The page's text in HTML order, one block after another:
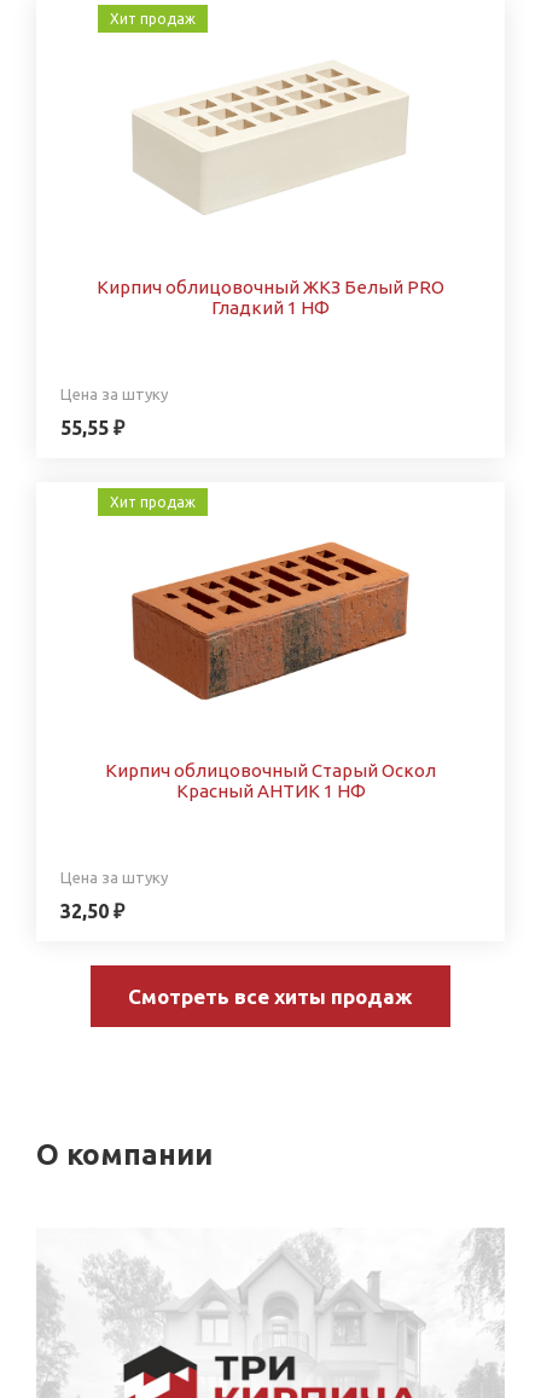
Хит продаж
Кирпич облицовочный ЖКЗ Белый PRO
Гладкий 1 НФ
Цена за штуку
55,55 ₽
Хит продаж
Кирпич облицовочный Старый Оскол
Красный АНТИК 1 НФ
Цена за штуку
32,50 ₽
Смотреть все хиты продаж
О компании